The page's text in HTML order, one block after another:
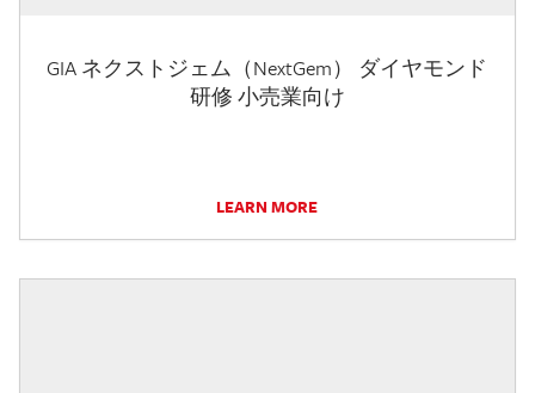
GIA ネクストジェム（NextGem） ダイヤモンド
研修 小売業向け
LEARN MORE